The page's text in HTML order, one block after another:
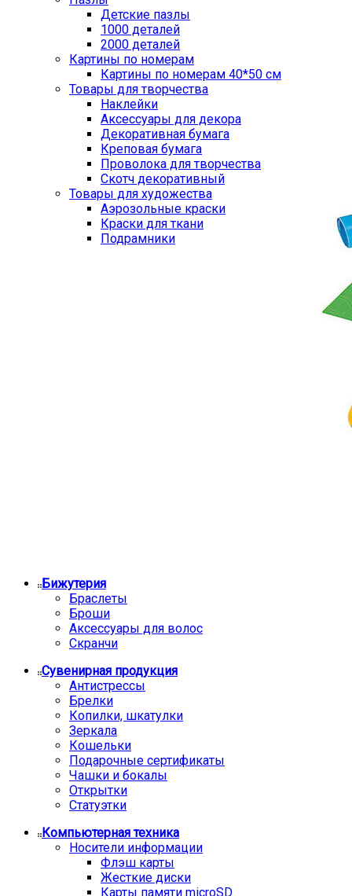
Детские пазлы
1000 деталей
2000 деталей
Картины по номерам
Картины по номерам 40*50 см
Товары для творчества
Наклейки
Аксессуары для декора
Декоративная бумага
Креповая бумага
Проволока для творчества
Скотч декоративный
Товары для художества
Аэрозольные краски
Краски для ткани
Подрамники
Бижутерия
Браслеты
Броши
Аксессуары для волос
Скранчи
Сувенирная продукция
Антистрессы
Брелки
Копилки, шкатулки
Зеркала
Кошельки
Подарочные сертификаты
Чашки и бокалы
Открытки
Статуэтки
Компьютерная техника
Носители информации
Флэш карты
Жесткие диски
Карты памяти microSD